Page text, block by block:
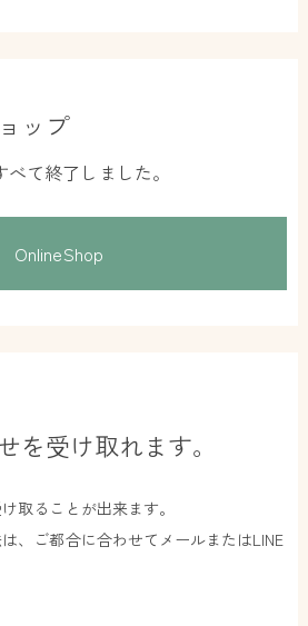
ップ
て終了しました。
OnlineShop
を受け取れます。
取ることが出来ます。
、ご都合に合わせてメールまたはLINE